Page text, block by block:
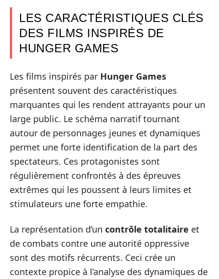
LES CARACTÉRISTIQUES CLÉS
DES FILMS INSPIRÉS DE
HUNGER GAMES
Les films inspirés par Hunger Games
présentent souvent des caractéristiques
marquantes qui les rendent attrayants pour un
large public. Le schéma narratif tournant
autour de personnages jeunes et dynamiques
permet une forte identification de la part des
spectateurs. Ces protagonistes sont
régulièrement confrontés à des épreuves
extrêmes qui les poussent à leurs limites et
stimulateurs une forte empathie.
La représentation d’un contrôle totalitaire et
de combats contre une autorité oppressive
sont des motifs récurrents. Ceci crée un
contexte propice à l’analyse des dynamiques de